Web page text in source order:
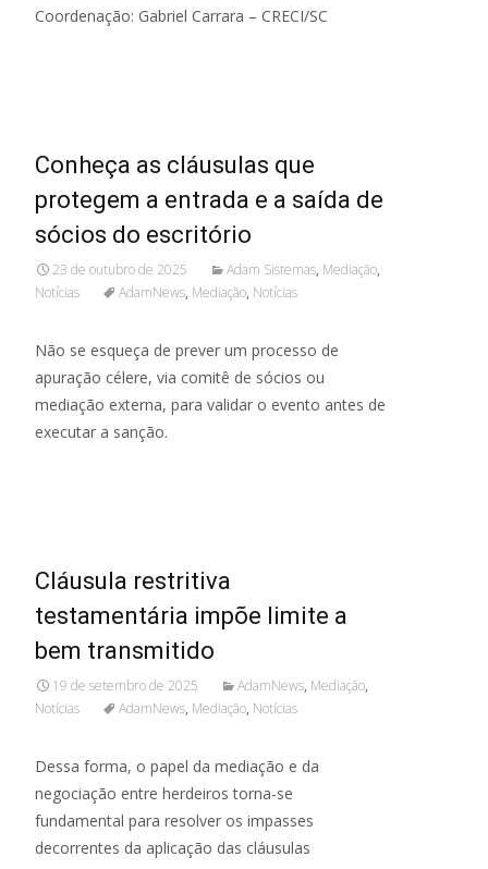
Coordenação: Gabriel Carrara – CRECI/SC
Conheça as cláusulas que
protegem a entrada e a saída de
sócios do escritório
23 de outubro de 2025 Adam Sistemas, Mediação,
Notícias
AdamNews, Mediação, Notícias
Não se esqueça de prever um processo de
apuração célere, via comitê de sócios ou
mediação externa, para validar o evento antes de
executar a sanção.
Cláusula restritiva
testamentária impõe limite a
bem transmitido
19 de setembro de 2025 AdamNews, Mediação,
Notícias
AdamNews, Mediação, Notícias
Dessa forma, o papel da mediação e da
negociação entre herdeiros torna-se
fundamental para resolver os impasses
decorrentes da aplicação das cláusulas